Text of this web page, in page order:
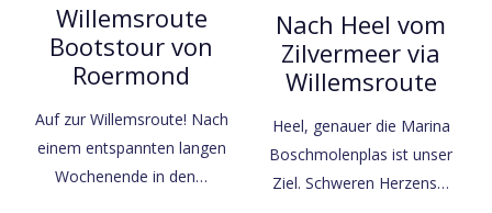
Willemsroute
Bootstour von
Roermond
Auf zur Willemsroute! Nach
einem entspannten langen
Wochenende in den…
Nach Heel vom
Zilvermeer via
Willemsroute
Heel, genauer die Marina
Boschmolenplas ist unser
Ziel. Schweren Herzens…